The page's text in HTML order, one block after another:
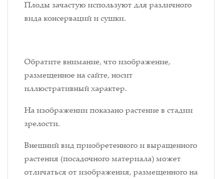
Плоды зачастую используют для различного
вида консерваций и сушки.
Обратите внимание, что изображение,
размещенное на сайте, носит
иллюстративный характер.
На изображении показано растение в стадии
зрелости.
Внешний вид приобретенного и выращенного
растения (посадочного материала) может
отличаться от изображения, размещенного на